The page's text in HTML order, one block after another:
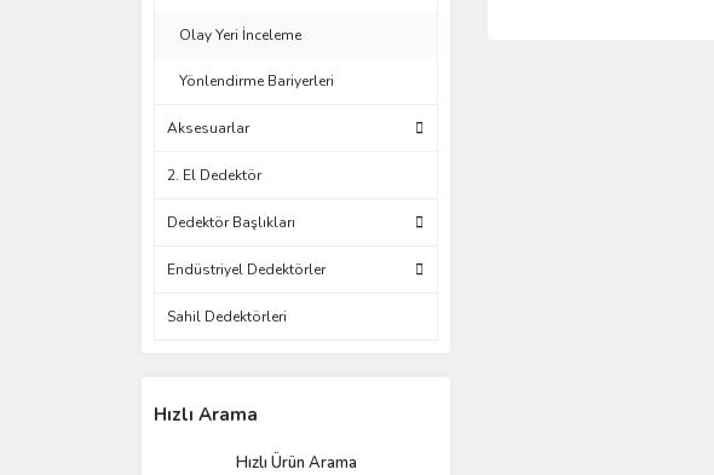
Olay Yeri İnceleme
Yönlendirme Bariyerleri
Aksesuarlar
2. El Dedektör
Dedektör Başlıkları
Endüstriyel Dedektörler
Sahil Dedektörleri
Hızlı Arama
Hızlı Ürün Arama